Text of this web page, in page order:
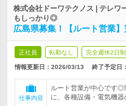
株式会社ドーワテクノス | テレ
もしっかり◎
広島県募集！【ルート営業
正社員 転勤なし 完全週休2日制
情報更新日：2026/03/13 終了予定日：
仕事内容
ルート営業が中心です◎
に、各種設備・電気機器